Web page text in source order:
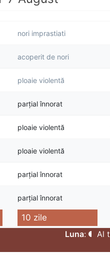
nori imprastiati
acoperit de nori
ploaie violentă
parțial înnorat
ploaie violentă
ploaie violentă
parțial înnorat
parțial înnorat
10 zile
Luna: Al